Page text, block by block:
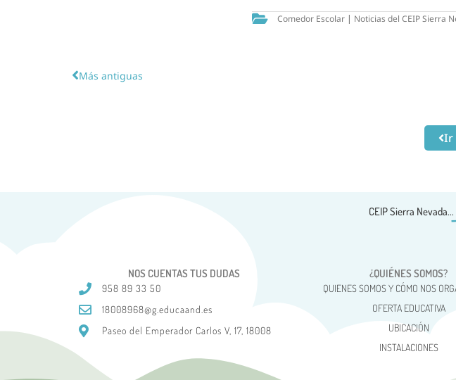
Comedor Escolar | Noticias del CEIP Sierra
Más antiguas
Ir
CEIP Sierra Nevada...
NOS CUENTAS TUS DUDAS
958 89 33 50
18008968@g.educaand.es
Paseo del Emperador Carlos V, 17, 18008
¿QUIÉNES SOMOS?
QUIENES SOMOS Y CÓMO NOS
OFERTA EDUCATIVA
UBICACIÓN
INSTALACIONES